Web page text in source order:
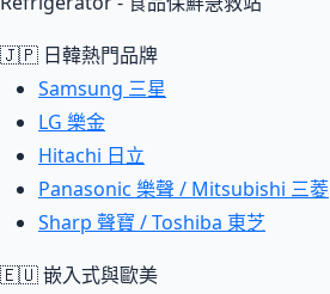
🇯🇵 日韓熱門品牌
Samsung 三星
LG 樂金
Hitachi 日立
Panasonic 樂聲 / Mitsubishi 三菱
Sharp 聲寶 / Toshiba 東芝
🇪🇺 嵌入式與歐美